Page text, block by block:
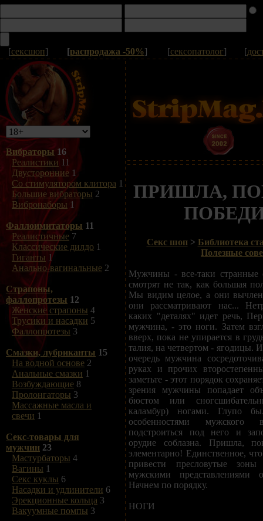
[сексшоп] [распродажа -50%] [сексопатолог] [
Вибраторы 16
Реалистики 11
Двусторонние 1
Со стимулятором клитора 1
Большие вибраторы 2
Вибронаборы 1
Фаллоимитаторы 11
Реалистичные 7
Классические дилдо 1
Гиганты 1
Анально-вагинальные 2
Страпоны,
фаллопротезы 12
Женские страпоны 4
Трусики и насадки 5
Фаллопротезы 3
Смазки, лубриканты 15
На водной основе 2
Анальные смазки 1
Возбуждающие 8
Пролонгаторы 3
Массажные масла и
свечи 1
Секс-товары для
мужчин 23
Мастурбаторы 4
Вагины 1
Секс куклы 6
Насадки и удлинители 6
Эрекционные кольца 3
Вакуумные помпы 3
ПРИШЛА,
Секс шоп> Библиотека
Полезные
Мужчины - все-таки странные
смотрят не так, как большая
Мы видим целое, а они
они рассматривают нас...
каких "деталях" идет речь,
мужчина, - это ноги. Затем
вверх, пока не упирается в
талия, на четвертом - ягодицы.
очередь мужчина
руках и прочих
заметьте - этот порядок
зрения мужчины попадает
бюстом или
каламбур) ногами. Глупо
особенностями мужского
подстроиться под него и
орудие соблазна. Пришла,
элементарно! Единственное,
привести пресловутые
мужскими представлениями
Начнем по порядку.
НОГИ